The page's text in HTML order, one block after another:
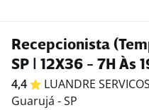
Recepcionista
SP | 12X36 - 7H Às
4,4 LUANDRE
Guarujá - SP